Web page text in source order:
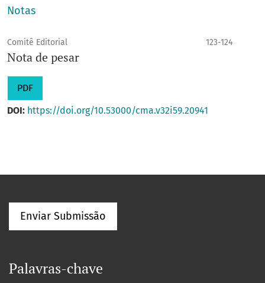
Notas
Comitê Editorial 123-124
Nota de pesar
PDF
DOI: https://doi.org/10.53000/cma.v32i59.20941
Enviar Submissão
Palavras-chave